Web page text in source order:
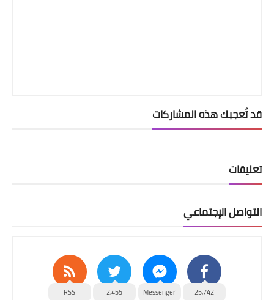
قد تُعجبك هذه المشاركات
تعليقات
التواصل الإجتماعي
25,742
Messenger
2,455
RSS